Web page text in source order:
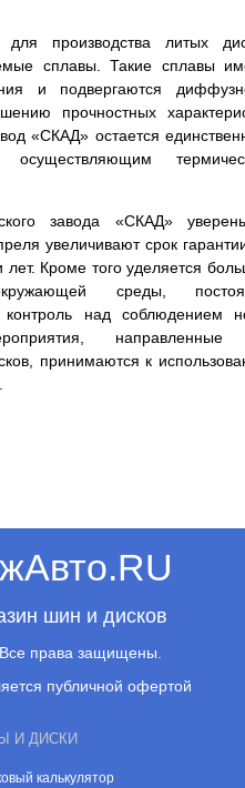
производства литых
сплавы. Такие сплавы
и подвергаются
прочностных
«СКАД» остается
осуществляющим
завода «СКАД»
увеличивают срок
Кроме того уделяется
среды,
контроль над соблюдением
принимаются к
шин и дисков
права защищены.
публичной офертой
И ДИСКИ
калькулятор